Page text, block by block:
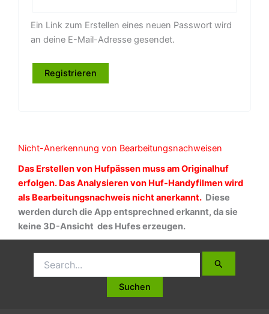
Ein Link zum Erstellen eines neuen Passwort wird
an deine E-Mail-Adresse gesendet.
Registrieren
Nicht-Anerkennung von Bearbeitungsnachweisen
Das Erstellen von Hufpässen muss am Originalhuf
erfolgen. Das Analysieren von Huf-Handyfilmen wird
als Bearbeitungsnachweis nicht anerkannt. Diese
werden durch die App entsprechned erkannt, da sie
keine 3D-Ansicht des Hufes erzeugen.